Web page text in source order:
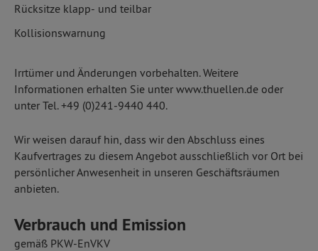
Rücksitze klapp- und teilbar
Kollisionswarnung
Irrtümer und Änderungen vorbehalten. Weitere
Informationen erhalten Sie unter www.thuellen.de oder
unter Tel. +49 (0)241-9440 440.
Wir weisen darauf hin, dass wir den Abschluss eines
Kaufvertrages zu diesem Angebot ausschließlich vor Ort bei
persönlicher Anwesenheit in unseren Geschäftsräumen
anbieten.
Verbrauch und Emission
gemäß PKW-EnVKV